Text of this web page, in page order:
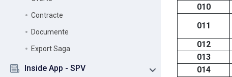
Contracte
Documente
Export Saga
Inside App - SPV
010
011
012
013
014